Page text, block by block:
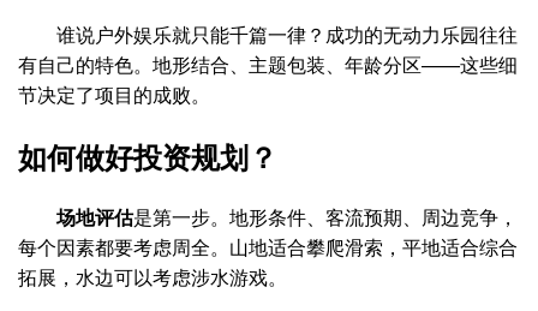
谁说户外娱乐就只能千篇一律？成功的无动力乐园往往
有自己的特色。地形结合、主题包装、年龄分区——这些细
节决定了项目的成败。
如何做好投资规划？
场地评估是第一步。地形条件、客流预期、周边竞争，
每个因素都要考虑周全。山地适合攀爬滑索，平地适合综合
拓展，水边可以考虑涉水游戏。